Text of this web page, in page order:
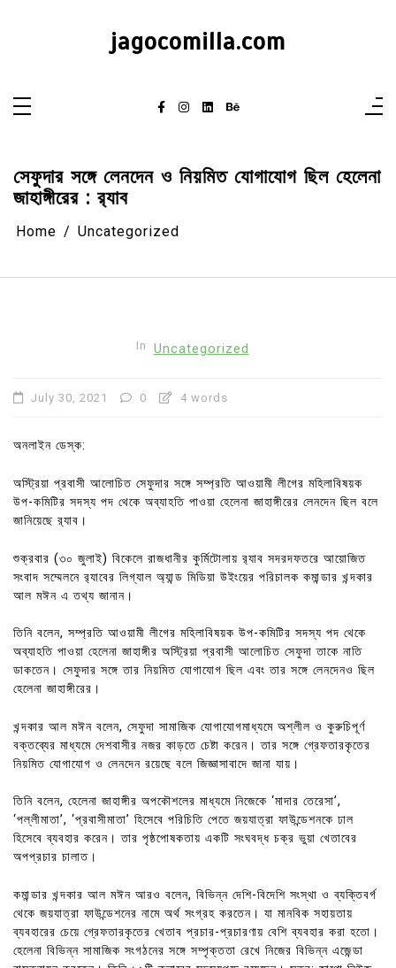
jagocomilla.com
সেফুদার সঙ্গে লেনদেন ও নিয়মিত যোগাযোগ ছিল হেলেনা
জাহাঙ্গীরের : র‌্যাব
Home Uncategorized
In Uncategorized
July 30, 2021 0 4 words
অনলাইন ডেস্ক:
অস্ট্রিয়া প্রবাসী আলোচিত সেফুদার সঙ্গে সম্প্রতি আওয়ামী লীগের মহিলাবিষয়ক
উপ-কমিটির সদস্য পদ থেকে অব্যাহতি পাওয়া হেলেনা জাহাঙ্গীরের লেনদেন ছিল বলে
জানিয়েছে র‌্যাব।
শুক্রবার (৩০ জুলাই) বিকেলে রাজধানীর কুর্মিটোলায় র‍্যাব সদরদফতরে আয়োজিত
সংবাদ সম্মেলনে র‍্যাবের লিগ্যাল অ্যান্ড মিডিয়া উইংয়ের পরিচালক কমান্ডার খন্দকার
আল মঈন এ তথ্য জানান।
তিনি বলেন, সম্প্রতি আওয়ামী লীগের মহিলাবিষয়ক উপ-কমিটির সদস্য পদ থেকে
অব্যাহতি পাওয়া হেলেনা জাহাঙ্গীর অস্ট্রিয়া প্রবাসী আলোচিত সেফুদা তাকে নাতি
ডাকতেন। সেফুদার সঙ্গে তার নিয়মিত যোগাযোগ ছিল এবং তার সঙ্গে লেনদেনও ছিল
হেলেনা জাহাঙ্গীরের।
খন্দকার আল মঈন বলেন, সেফুদা সামাজিক যোগাযোগমাধ্যমে অশ্লীল ও কুরুচিপূর্ণ
বক্তব্যের মাধ্যমে দেশবাসীর নজর কাড়তে চেষ্টা করেন। তার সঙ্গে গ্রেফতারকৃতের
নিয়মিত যোগাযোগ ও লেনদেন রয়েছে বলে জিজ্ঞাসাবাদে জানা যায়।
তিনি বলেন, হেলেনা জাহাঙ্গীর অপকৌশলের মাধ্যমে নিজেকে ‘মাদার তেরেসা’,
‘পল্লীমাতা’, ‘প্রবাসীমাতা’ হিসেবে পরিচিতি পেতে জয়যাত্রা ফাউন্ডেশনকে ঢাল
হিসেবে ব্যবহার করেন। তার পৃষ্ঠপোষকতায় একটি সংঘবদ্ধ চক্র ভুয়া খেতাবের
অপপ্রচার চালাত।
কমান্ডার খন্দকার আল মঈন আরও বলেন, বিভিন্ন দেশি-বিদেশি সংস্থা ও ব্যক্তিবর্গ
থেকে জয়যাত্রা ফাউন্ডেশনের নামে অর্থ সংগ্রহ করতেন। যা মানবিক সহায়তায়
ব্যবহারের চেয়ে গ্রেফতারকৃতের খেতাব প্রচার-প্রচারণায় বেশি ব্যবহার করা হতো।
হেলেনা বিভিন্ন সামাজিক সংগঠনের সঙ্গে সম্পৃক্ততা রেখে নিজের বিভিন্ন এজেন্ডা